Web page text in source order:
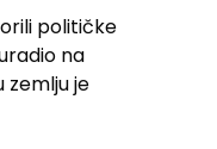
političke
na
zemlju je